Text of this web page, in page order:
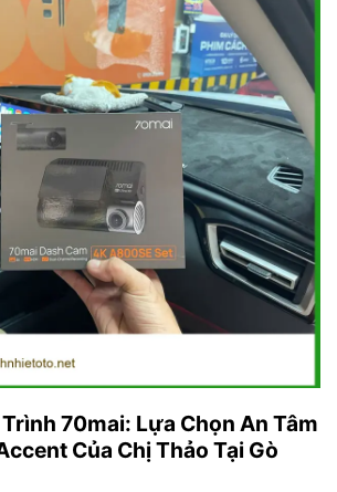
70mai: Lựa Chọn An Tâm
Của Chị Thảo Tại Gò